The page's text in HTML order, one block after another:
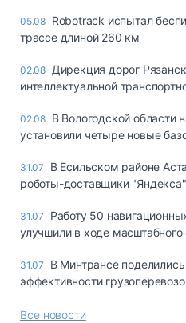
05.08 Robotrack испытал
трассе длиной 260 км
02.08 Дирекция дорог
интеллектуальной
02.08 В Вологодской области
установили четыре новые
31.07
В Есильском районе
роботы-доставщики "Яндекса"
31.07
Работу 50
улучшили в ходе масштабного
31.07
В Минтрансе
эффективности
Все новости